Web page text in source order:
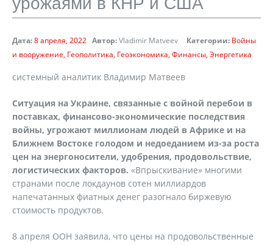
Дата:8 апреля, 2022 Автор:Vladimir Matveev Категории: Войны
и вооружение Геополитика Геоэкономика Финансы Энергетика
системный аналитик Владимир Матвеев
Ситуация на Украине, связанные с войной перебои в
поставках, финансово-экономические последствия
войны, угрожают миллионам людей в Африке и на
Ближнем Востоке голодом и недоеданием из-за роста
цен на энергоносители, удобрения, продовольствие,
логистических факторов. «Впрыскивание» многими
странами после локдаунов сотен миллиардов
напечатанных фиатных денег разогнало биржевую
стоимость продуктов.
8 апреля ООН заявила, что цены на продовольственные